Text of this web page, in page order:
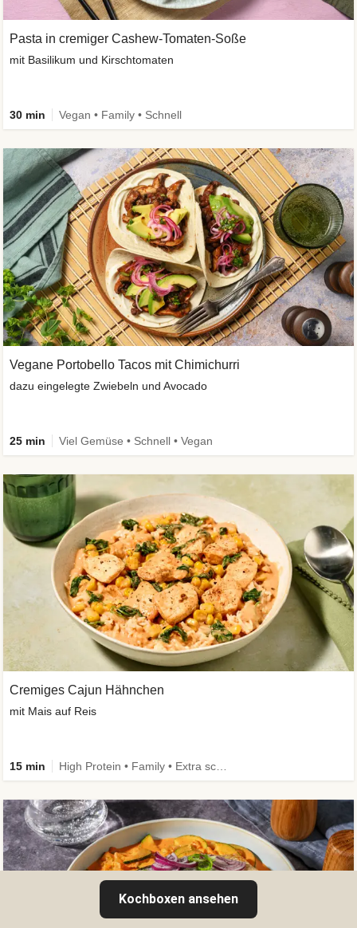
Pasta in cremiger Cashew-Tomaten-Soße
mit Basilikum und Kirschtomaten
30 min Vegan • Family • Schnell
Vegane Portobello Tacos mit Chimichurri
dazu eingelegte Zwiebeln und Avocado
25 min Viel Gemüse • Schnell • Vegan
Cremiges Cajun Hähnchen
mit Mais auf Reis
15 min
Kochboxen ansehen